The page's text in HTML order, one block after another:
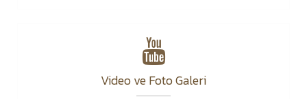
Video ve Foto Galeri